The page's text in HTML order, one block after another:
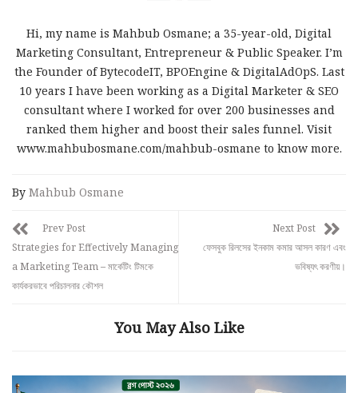
Hi, my name is Mahbub Osmane; a 35-year-old, Digital
Marketing Consultant, Entrepreneur & Public Speaker. I’m
the Founder of BytecodeIT, BPOEngine & DigitalAdOpS. Last
10 years I have been working as a Digital Marketer & SEO
consultant where I worked for over 200 businesses and
ranked them higher and boost their sales funnel. Visit
www.mahbubosmane.com/mahbub-osmane to know more.
By Mahbub Osmane
Prev Post
Strategies for Effectively Managing
a Marketing Team – মার্কেটিং টিমকে
কার্যকরভাবে পরিচালনার কৌশল
Next Post
ফেসবুক রিলসের ইনকাম কমার আসল কারণ এবং
ভবিষ্যৎ করণীয়।
You May Also Like